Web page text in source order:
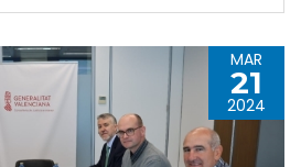
MAR
21
2024